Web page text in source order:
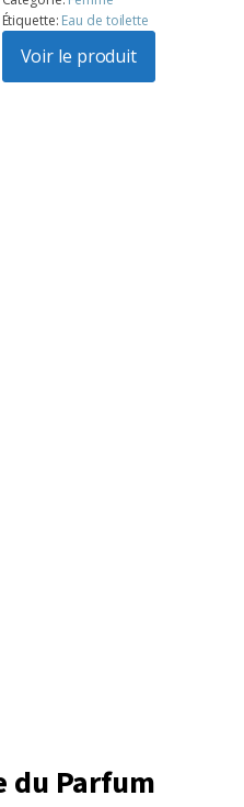
initial
était :
$72.76.
actuel
est :
$56.70.
Étiquette: Eau de toilette
Voir le produit
du Parfum